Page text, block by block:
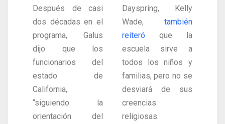
Después de casi
dos décadas en el
programa, Galus
dijo que los
funcionarios del
estado de
California,
“siguiendo la
orientación del
Dayspring, Kelly
Wade, también
reiteró que la
escuela sirve a
todos los niños y
familias, pero no se
desviará de sus
creencias
religiosas.